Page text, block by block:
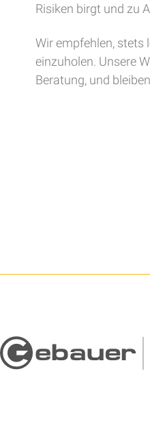
Risiken birgt und zu
Wir empfehlen, stets
einzuholen. Unsere
Beratung, und